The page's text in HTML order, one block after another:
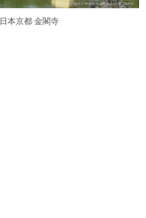
日本京都 金閣寺